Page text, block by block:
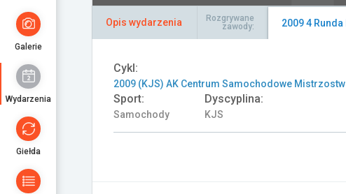
Galerie
Wydarzenia
Giełda
Opis wydarzenia
Rozgrywane
zawody:
2009 4 Runda
Cykl:
2009 (KJS) AK Centrum Samochodowe
Sport:
Samochody
Dyscyplina:
KJS